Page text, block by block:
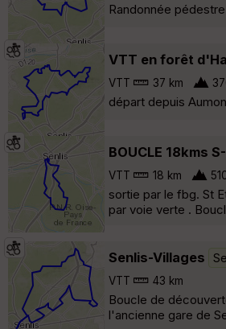
Randonnée
VTT en forêt
VTT 37 km
départ depuis
BOUCLE 18kms
VTT 18 km
sortie par le fbg. St
par voie verte .
Senlis-Villages
VTT 43 km
Boucle de
l'ancienne gare de